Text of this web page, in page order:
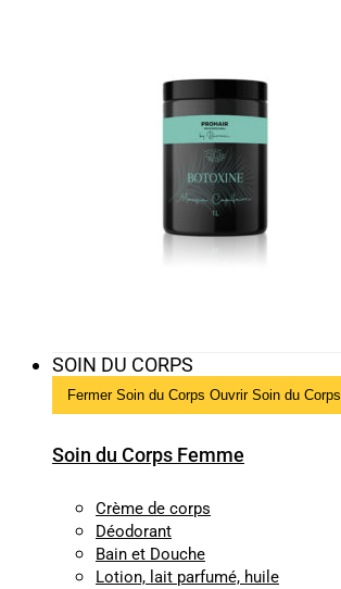
SOIN DU CORPS
Fermer Soin du Corps Ouvrir Soin du Corps
Soin du Corps Femme
Crème de corps
Déodorant
Bain et Douche
Lotion, lait parfumé, huile